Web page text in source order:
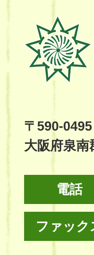
熊
取
町
Kumatori
Site
〒590-0495
大阪府泉南
電話
ファック